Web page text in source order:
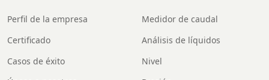
Perfil de la empresa
Certificado
Casos de éxito
Medidor de caudal
Análisis de líquidos
Nivel